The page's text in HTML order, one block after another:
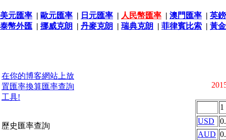
美元匯率 | 歐元匯率 | 日元匯率 | 人民幣匯率 | 澳門匯率 | 英
泰幣外匯 | 挪威克朗 | 丹麥克朗 | 瑞典克朗 | 菲律賓比索 | 黃
在你的博客網站上放
置匯率換算匯率查詢
工具!
歷史匯率查詢
1
USD
AUD